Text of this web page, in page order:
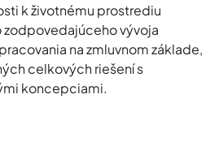
k životnému prostrediu
zodpovedajúceho vývoja
na zmluvnom základe,
celkových riešení s
koncepciami.